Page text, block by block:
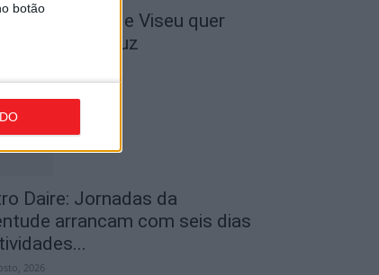
botão
Académico de Viseu quer
Benfica na Luz
Daire: Jornadas da
arrancam com seis dias
2026